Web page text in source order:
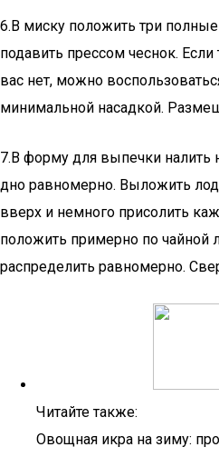
6.В миску положить три
подавить прессом чеснок. Если
вас нет, можно
минимальной насадкой.
7.В форму для выпечки налить
дно равномерно. Выложить
вверх и немного присолить
положить примерно по чайной
распределить равномерно.
Читайте также:
Овощная икра на зиму: